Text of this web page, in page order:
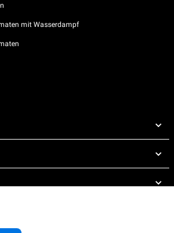
mit Wasserdampf
Umkehrosmose